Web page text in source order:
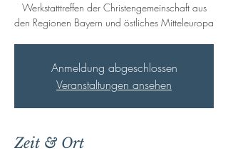
Werkstatttreffen der Christengemeinschaft aus
den Regionen Bayern und östliches Mitteleuropa
Anmeldung abgeschlossen
Veranstaltungen ansehen
Zeit & Ort